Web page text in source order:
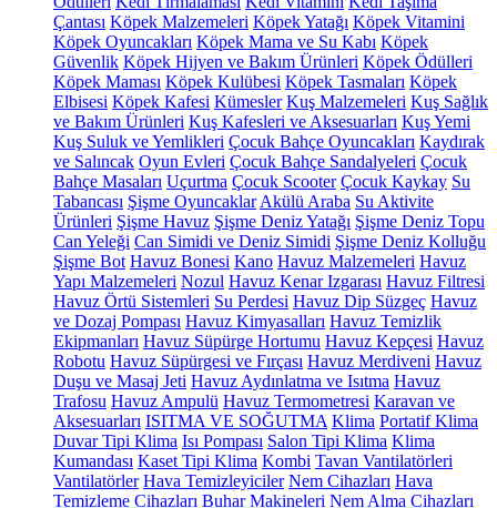
Çantası Köpek Malzemeleri Köpek Yatağı Köpek Vitamini
Köpek Oyuncakları Köpek Mama ve Su Kabı Köpek
Güvenlik Köpek Hijyen ve Bakım Ürünleri Köpek Ödülleri
Köpek Maması Köpek Kulübesi Köpek Tasmaları Köpek
Elbisesi Köpek Kafesi Kümesler Kuş Malzemeleri Kuş Sağlık
ve Bakım Ürünleri Kuş Kafesleri ve Aksesuarları Kuş Yemi
Kuş Suluk ve Yemlikleri Çocuk Bahçe Oyuncakları Kaydırak
ve Salıncak Oyun Evleri Çocuk Bahçe Sandalyeleri Çocuk
Bahçe Masaları Uçurtma Çocuk Scooter Çocuk Kaykay Su
Tabancası Şişme Oyuncaklar Akülü Araba Su Aktivite
Ürünleri Şişme Havuz Şişme Deniz Yatağı Şişme Deniz Topu
Can Yeleği Can Simidi ve Deniz Simidi Şişme Deniz Kolluğu
Şişme Bot Havuz Bonesi Kano Havuz Malzemeleri Havuz
Yapı Malzemeleri Nozul Havuz Kenar Izgarası Havuz Filtresi
Havuz Örtü Sistemleri Su Perdesi Havuz Dip Süzgeç Havuz
ve Dozaj Pompası Havuz Kimyasalları Havuz Temizlik
Ekipmanları Havuz Süpürge Hortumu Havuz Kepçesi Havuz
Robotu Havuz Süpürgesi ve Fırçası Havuz Merdiveni Havuz
Duşu ve Masaj Jeti Havuz Aydınlatma ve Isıtma Havuz
Trafosu Havuz Ampulü Havuz Termometresi Karavan ve
Aksesuarları ISITMA VE SOĞUTMA Klima Portatif Klima
Duvar Tipi Klima Isı Pompası Salon Tipi Klima Klima
Kumandası Kaset Tipi Klima Kombi Tavan Vantilatörleri
Vantilatörler Hava Temizleyiciler Nem Cihazları Hava
Temizleme Cihazları Buhar Makineleri Nem Alma Cihazları